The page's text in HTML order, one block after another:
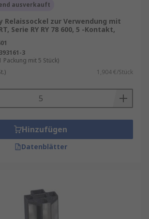
ausverkauft
Relaissockel zur Verwendung mit
Serie RY RY 78 600, 5 -Kontakt,
3
mit 5 Stück)
1,904 €/Stück
Hinzufügen
Datenblätter